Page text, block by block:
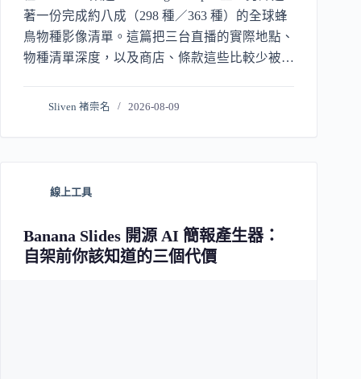
著一份完成約八成（298 種／363 種）的全球蜂
鳥物種影像清單。這篇把三台直播的實際地點、
物種清單深度，以及商店、條款這些比較少被講
Sliven 褚崇名 2026-08-09
線上工具
Banana Slides 開源 AI 簡報產生器：
自架前你該知道的三個代價